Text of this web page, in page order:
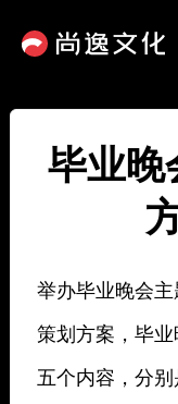
毕业晚
举办毕业晚会
策划方案，毕
五个内容，分